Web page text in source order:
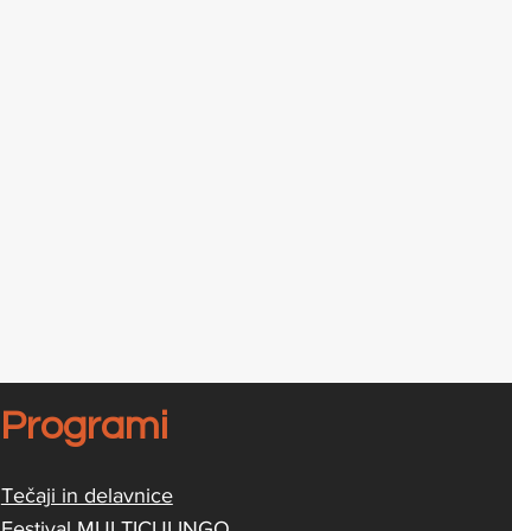
Tečaji in delavnice
Programi